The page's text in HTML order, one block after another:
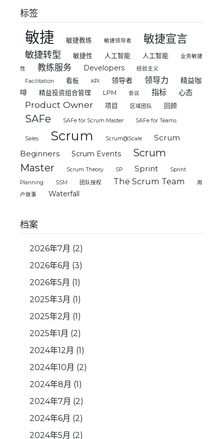
标签
敏捷 敏捷教练 敏捷领导者 敏捷宣言
敏捷转型 敏捷性 人工智能 人工智能
业务敏捷
性
教练服务 Developers
经验主义
Facilitation
看板 KPI 领导者 领导力
精益咖
啡
精益投资组合管理 LPM 会议 指标 心态
Product Owner 项目 区域团队 回顾
SAFe SAFe for Scrum Master SAFe for Teams
Sales Scrum Scrum@Scale
Scrum
Beginners
Scrum Events
Scrum
Master
Scrum Theory SP Sprint
Sprint
Planning
SSM 团队授权 The Scrum Team
用
户故事
Waterfall
档案
2026年7月 (2)
2026年6月 (3)
2026年5月 (1)
2025年3月 (1)
2025年2月 (1)
2025年1月 (2)
2024年12月 (1)
2024年10月 (2)
2024年8月 (1)
2024年7月 (2)
2024年6月 (2)
2024年5月 (2)